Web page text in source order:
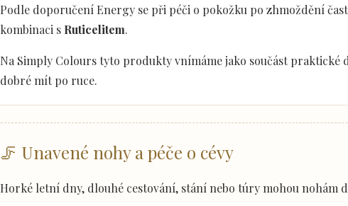
Podle doporučení Energy se při péči o pokožku po zhmoždění
kombinaci s Ruticelitem.
Na Simply Colours tyto produkty vnímáme jako součást praktické
dobré mít po ruce.
🦵 Unavené nohy a péče o cévy
Horké letní dny, dlouhé cestování, stání nebo túry mohou nohám